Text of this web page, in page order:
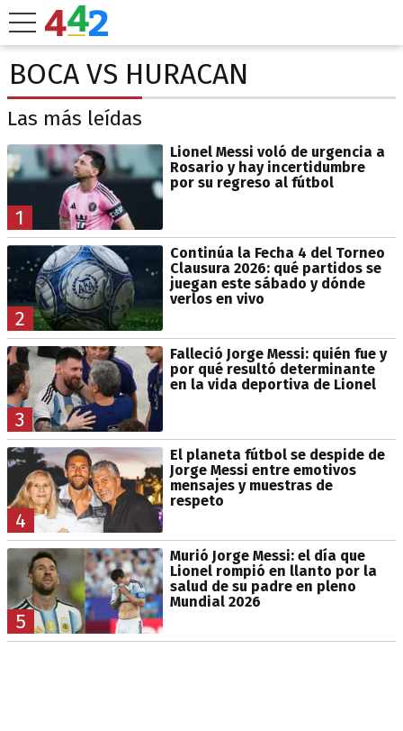
BOCA VS HURACAN
Las más leídas
1
Lionel Messi voló de urgencia a
Rosario y hay incertidumbre
por su regreso al fútbol
2
Continúa la Fecha 4 del Torneo
Clausura 2026: qué partidos se
juegan este sábado y dónde
verlos en vivo
3
Falleció Jorge Messi: quién fue y
por qué resultó determinante
en la vida deportiva de Lionel
4
El planeta fútbol se despide de
Jorge Messi entre emotivos
mensajes y muestras de
respeto
5
Murió Jorge Messi: el día que
Lionel rompió en llanto por la
salud de su padre en pleno
Mundial 2026